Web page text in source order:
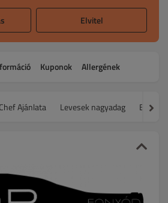
Elvitel
Kuponok Allergének
Chef Ajánlata Levesek nagyadag Előétel